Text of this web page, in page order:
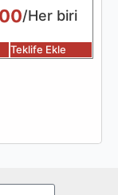
/Her biri
Teklife Ekle